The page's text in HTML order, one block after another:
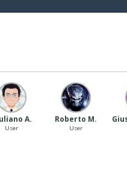
A.
User
Roberto M.
User